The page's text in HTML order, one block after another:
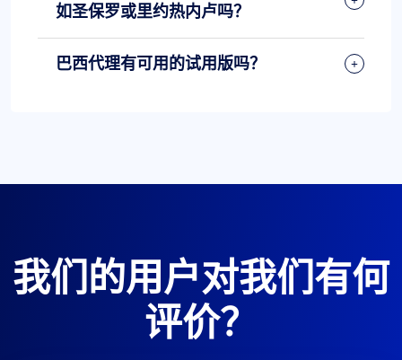
如圣保罗或里约热内卢吗？
巴西代理有可用的试用版吗？
我们的用户对我们有何
评价？